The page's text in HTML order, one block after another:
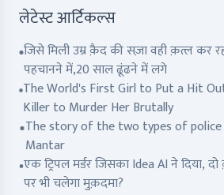
लेटेस्ट आर्टिकल्स
जिसे मिली उम्र क़ैद की सज़ा वही क़त्ल कर
पहचानने में,20 साल ढूंढने में लगे
The World's First Girl to Put a Hit
Killer to Murder Her Brutally
The story of the two types of
Mantar
एक ट्रिपल मर्डर जिसका Idea AI ने दिया,
पर भी चलेगा मुक़दमा?